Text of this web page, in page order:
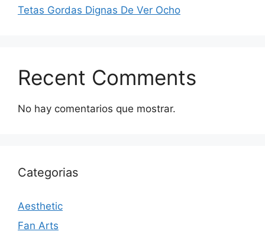
Tetas Gordas Dignas De Ver Ocho
Recent Comments
No hay comentarios que mostrar.
Categorias
Aesthetic
Fan Arts